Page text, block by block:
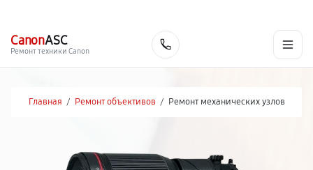
CanonASC
Ремонт техники Canon
Главная / Ремонт объективов / Ремонт механических узлов